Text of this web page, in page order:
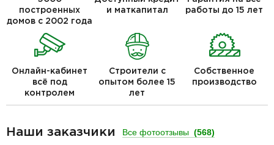
построенных
домов с 2002 года
и маткапитал
работы до 15 лет
Онлайн-кабинет
всё под
контролем
Строители с
опытом более 15
лет
Собственное
производство
Наши заказчики Все фотоотзывы (568)